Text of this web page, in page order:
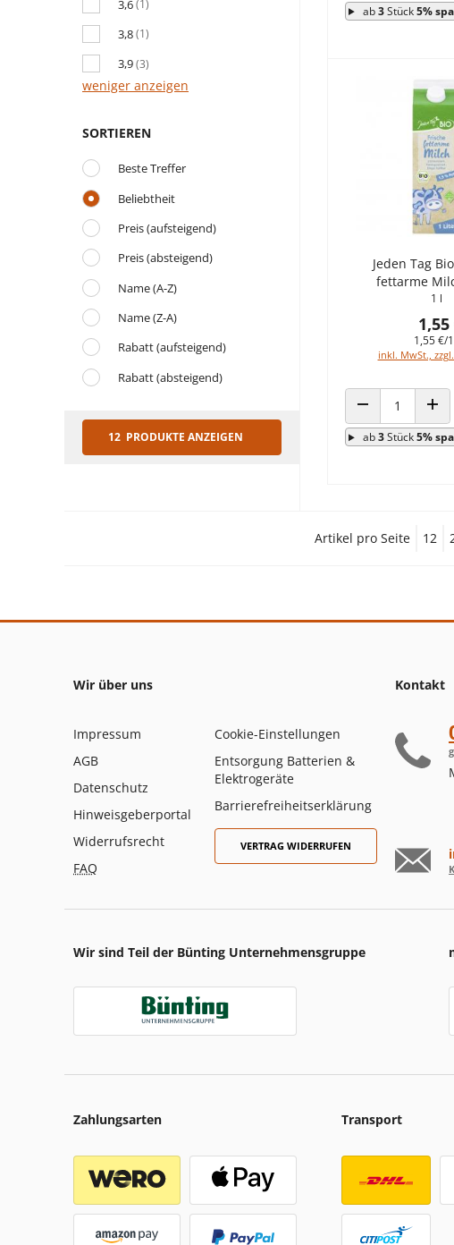
3,6(1)
3,8(1)
3,9(3)
weniger anzeigen
SORTIEREN
Beste Treffer
Beliebtheit
Preis (aufsteigend)
Preis (absteigend)
Name (A-Z)
Name (Z-A)
Rabatt (aufsteigend)
Rabatt (absteigend)
12 PRODUKTE ANZEIGEN
ab3Stück5%
Jeden Tag
fettarme
1 l
1,55
1,55 €/
inkl. MwSt.,
ANZAHL
ab3Stück5%
Artikel pro Seite 12
Wir über uns
Impressum
AGB
Datenschutz
Hinweisgeberportal
Widerrufsrecht
FAQ
Cookie-Einstellungen
Entsorgung Batterien &
Elektrogeräte
Barrierefreiheitserklärung
VERTRAG WIDERRUFEN
Kontakt
Wir sind Teil der Bünting Unternehmensgruppe
Zahlungsarten Transport